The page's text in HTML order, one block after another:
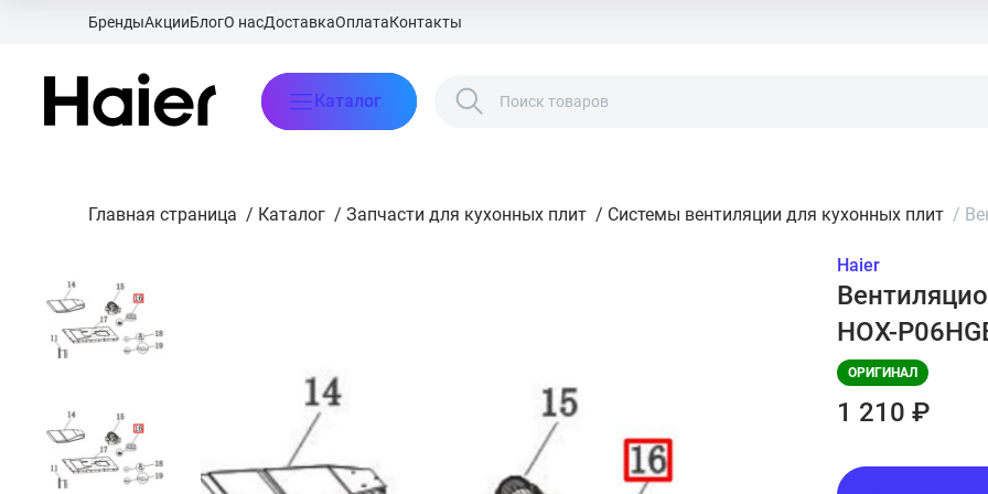
БрендыАкцииБлогО насДоставкаОплатаКонтакты
Каталог
Главная страница / Каталог / Запчасти для кухонных плит / Системы вентиляции для кухонных плит /
Haier
HOX-
ОРИГИНАЛ
1 210 ₽